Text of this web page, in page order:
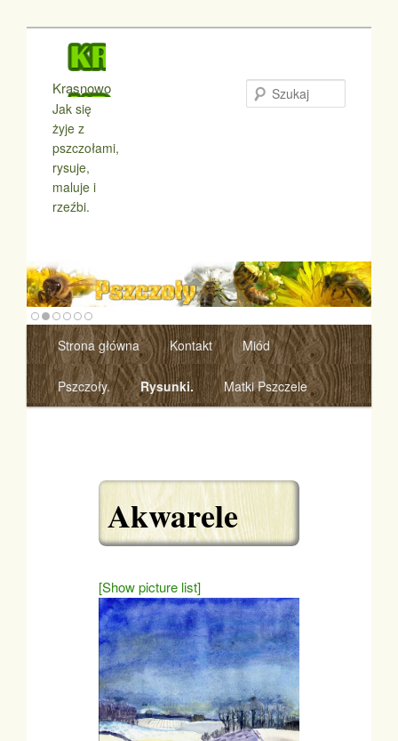
Krasnowo
Jak się
żyje z
pszczołami,
rysuje,
maluje i
rzeźbi.
Menu główne
Przeskocz do tekstu
Przeskocz do widgetów
Strona główna Kontakt Miód
Pszczoły. Rysunki. Matki Pszczele
Akwarele
[Show picture list]